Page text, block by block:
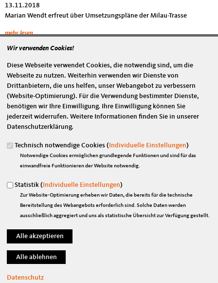
13.11.2018
Marian Wendt erfreut über Umsetzungspläne der Milau-Trasse
mehr lesen
Dauerhafte Umverteilung zu Lasten der
Jüngeren ist außerordentlich problematisch!
08.11.2018
Marian Wendt plädiert für generationengerechte Rente
mehr lesen
„Kommunen mit großen Waldgebieten nicht
allein lassen“
Wir verwenden Cookies!
Diese Webseite verwendet Cookies, die notwendig sind, um die
Webseite zu nutzen. Weiterhin verwenden wir Dienste von
Drittanbietern, die uns helfen, unser Webangebot zu verbessern
(Website-Optimierung). Für die Verwendung bestimmter Dienste,
benötigen wir Ihre Einwilligung. Ihre Einwilligung können Sie
jederzeit widerrufen. Weitere Informationen finden Sie in unserer
Datenschutzerklärung.
Technisch notwendige Cookies ( Individuelle Einstellungen)
Notwendige Cookies ermöglichen grundlegende Funktionen und sind für das
einwandfreie Funktionieren der Website notwendig.
Statistik (Individuelle Einstellungen)
Zur Website-Optimierung erheben wir Daten, die bereits für die technische
Bereitstellung des Webangebots erforderlich sind. Solche Daten werden
ausschließlich aggregiert und uns als statistische Übersicht zur Verfügung gestellt.
Datenschutz